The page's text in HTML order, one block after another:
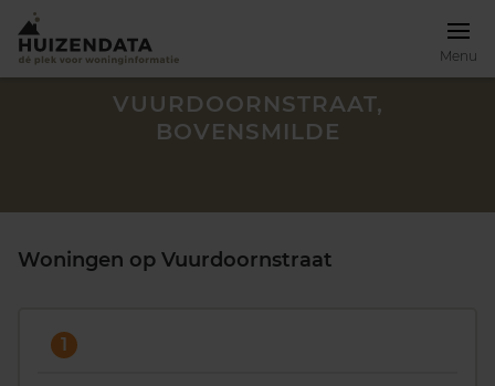
Menu
VUURDOORNSTRAAT,
BOVENSMILDE
Woningen op Vuurdoornstraat
1